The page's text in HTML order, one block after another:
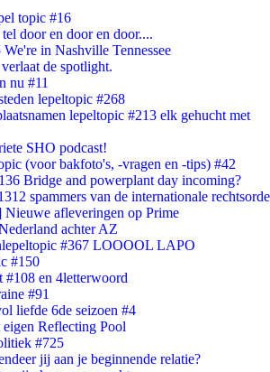
topic #16
door en door en door....
in Nashville Tennessee
de spotlight.
nu #11
lepeltopic #268
lepeltopic #213 elk gehucht met
SHO podcast!
(voor bakfoto's, -vragen en -tips) #42
Bridge and powerplant day incoming?
spammers van de internationale rechtsorde
afleveringen op Prime
achter AZ
#367 LOOOOL LAPO
#150
#108 en 4letterwoord
#91
liefde 6de seizoen #4
Reflecting Pool
#725
jij aan je beginnende relatie?